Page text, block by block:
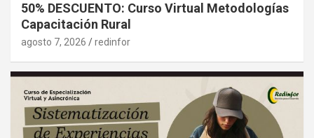
50% DESCUENTO: Curso Virtual Metodologías
Capacitación Rural
agosto 7, 2026 redinfor